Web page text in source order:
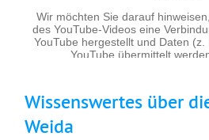
Wissenswertes über
Weida